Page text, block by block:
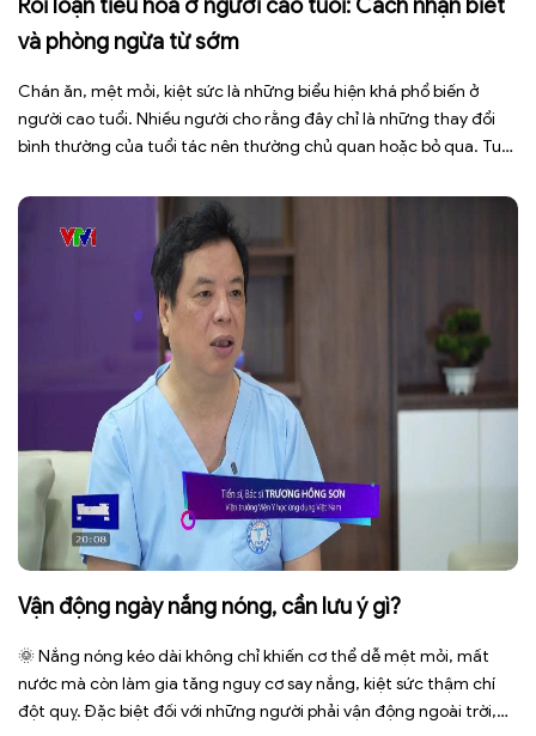
Rối loạn tiêu hóa ở người cao tuổi: Cách nhận biết
và phòng ngừa từ sớm
Chán ăn, mệt mỏi, kiệt sức là những biểu hiện khá phổ biến ở
người cao tuổi. Nhiều người cho rằng đây chỉ là những thay đổi
bình thường của tuổi tác nên thường chủ quan hoặc bỏ qua. Tuy
báo cho […]
Vận động ngày nắng nóng, cần lưu ý gì?
🌞 Nắng nóng kéo dài không chỉ khiến cơ thể dễ mệt mỏi, mất
nước mà còn làm gia tăng nguy cơ say nắng, kiệt sức thậm chí
đột quỵ. Đặc biệt đối với những người phải vận động ngoài trời,